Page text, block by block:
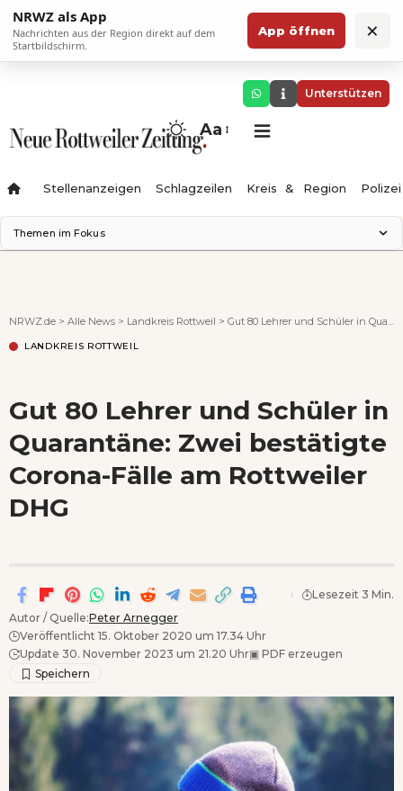
NRWZ als App
Nachrichten aus der Region direkt auf dem
Startbildschirm.
App öffnen ×
Unterstützen
Aa
Stellenanzeigen Schlagzeilen Kreis & Region Polizei
Themen im Fokus
Ferienzauber '26
Testturm
Wenn Orte erzählen ...
NRWZ.de > Alle News > Landkreis Rottweil > Gut 80 Lehrer und Schüler in Quarantäne: Zwei bestätigte Corona-Fälle am Rottweiler DHG
LANDKREIS ROTTWEIL
Gut 80 Lehrer und Schüler in
Quarantäne: Zwei bestätigte
Corona-Fälle am Rottweiler
DHG
Autor / Quelle:Peter Arnegger
Veröffentlicht 15. Oktober 2020 um 17.34 Uhr
Update 30. November 2023 um 21.20 Uhr▣ PDF erzeugen
Lesezeit 3 Min.